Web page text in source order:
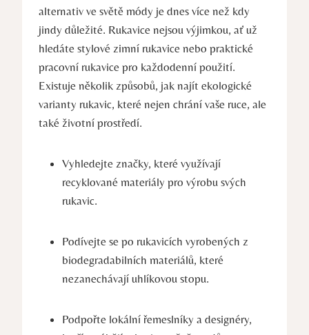
alternativ ve‍ světě módy ‍je dnes více než kdy
jindy‌ důležité. Rukavice nejsou výjimkou, ať už
hledáte stylové zimní rukavice nebo praktické
pracovní rukavice⁣ pro každodenní použití.
Existuje několik způsobů, jak najít ekologické
varianty rukavic, ‌které nejen chrání vaše ruce,⁤ ale
také životní prostředí.
Vyhledejte ⁢značky, které využívají
recyklované materiály ‌pro výrobu svých
rukavic.
Podívejte se po rukavicích vyrobených z
biodegradabilních materiálů, které
nezanechávají uhlíkovou stopu.
Podpořte lokální řemeslníky a designéry,